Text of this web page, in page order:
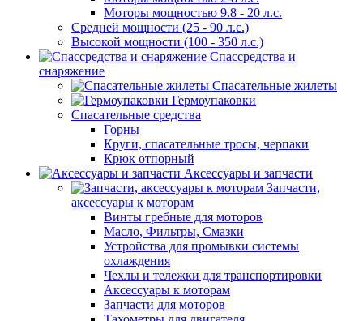
Моторы мощностью 9.8 - 20 л.с.
Средней мощности (25 - 90 л.с.)
Высокой мощности (100 - 350 л.с.)
Спассредства и
снаряжение
Спасательные жилеты
Гермоупаковки
Спасательные средства
Горны
Круги, спасательные тросы, черпаки
Крюк отпорный
Аксессуары и запчасти
Запчасти,
аксессуары к моторам
Винты гребные для моторов
Масло, Фильтры, Смазки
Устройства для промывки системы
охлаждения
Чехлы и тележки для транспортировки
Аксессуары к моторам
Запчасти для моторов